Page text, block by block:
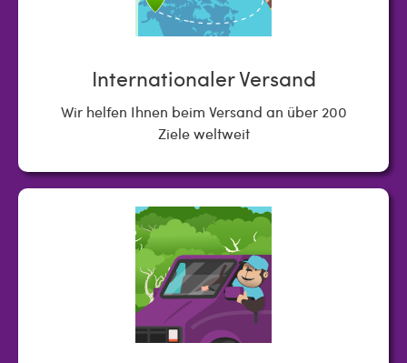
Internationaler Versand
Wir helfen Ihnen beim Versand an über 200
Ziele weltweit